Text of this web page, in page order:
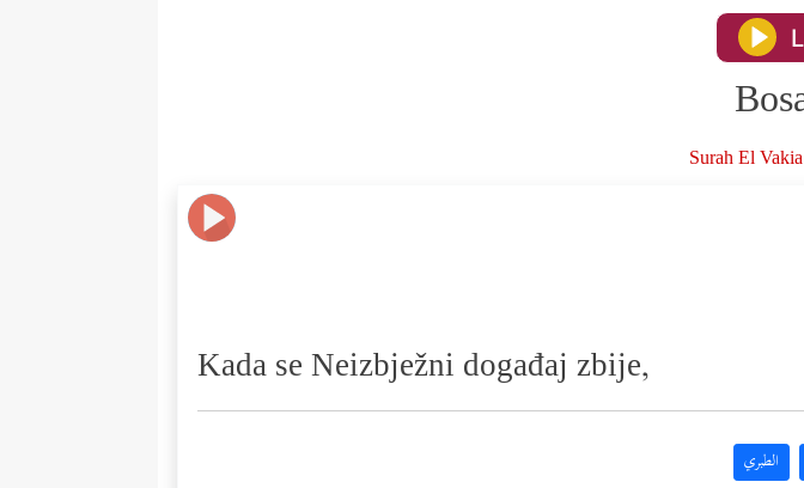
Surah El
Kada se Neizbježni događaj zbije,
الطبري